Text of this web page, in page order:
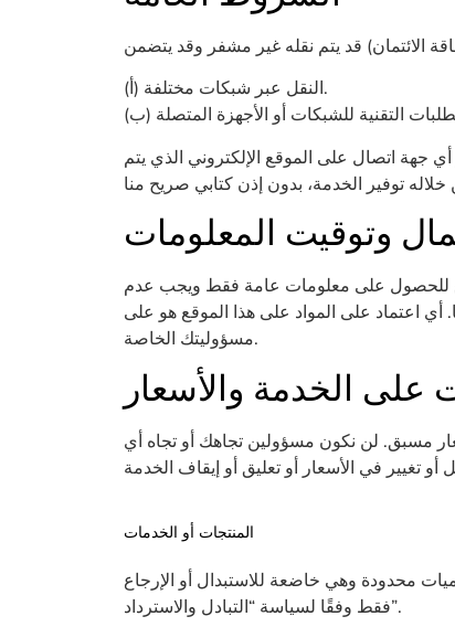
(أ) النقل عبر شبكات مختلفة.
جهة اتصال على الموقع الإلكتروني الذي يتم
وتوقيت المعلومات
للحصول على معلومات عامة فقط ويجب عدم
أي اعتماد على المواد على هذا الموقع هو على
مسؤوليتك الخاصة.
على الخدمة والأسعار
مسبق. لن نكون مسؤولين تجاهك أو تجاه أي
المنتجات أو الخدمات
محدودة وهي خاضعة للاستبدال أو الإرجاع
فقط وفقًا لسياسة “التبادل والاسترداد”.